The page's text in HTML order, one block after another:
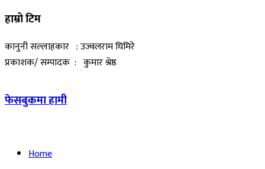
हाम्रो टिम
कानुनी सल्लाहकार : उज्वलराम घिमिरे
प्रकाशक/ सम्पादक : कुमार श्रेष्ठ
फेसबुकमा हामी
Home